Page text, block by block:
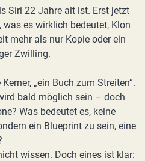
Siri 22 Jahre alt ist. Erst jetzt
es wirklich bedeutet, Klon
mehr als nur Kopie oder ein
Zwilling.
„ein Buch zum Streiten“.
bald möglich sein – doch
Was bedeutet es, keine
ein Blueprint zu sein, eine
wissen. Doch eines ist klar: